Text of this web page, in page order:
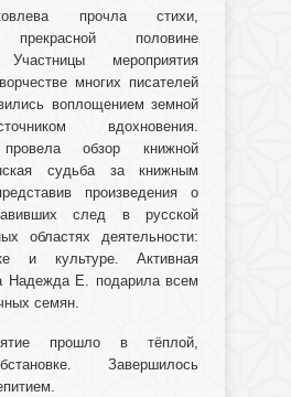
прочла стихи,
прекрасной половине
Участницы мероприятия
многих писателей
воплощением земной
вдохновения.
провела обзор книжной
судьба за книжным
произведения о
след в русской
областях деятельности:
и культуре. Активная
Надежда Е. подарила всем
семян.
прошло в тёплой,
Завершилось